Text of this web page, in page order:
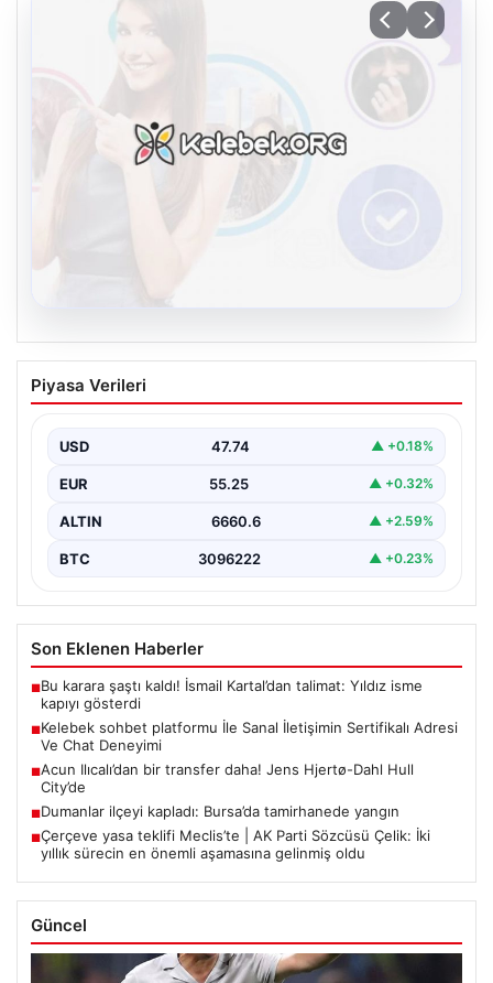
Kelebek sohbet platformu İle Sanal
İletişimin Sertifikalı Adresi Ve Chat
İnternet çağında bireylerin güvenli bir şekilde bağlantı
birçok…
Piyasa Verileri
USD 47.74 ▲ +0.18%
EUR 55.25 ▲ +0.32%
ALTIN 6660.6 ▲ +2.59%
BTC 3096222 ▲ +0.23%
Son Eklenen Haberler
■Bu karara şaştı kaldı! İsmail Kartal’dan talimat: Yıldız isme
kapıyı gösterdi
■Kelebek sohbet platformu İle Sanal İletişimin Sertifikalı Adresi
Ve Chat Deneyimi
■Acun Ilıcalı’dan bir transfer daha! Jens Hjertø-Dahl Hull
City’de
■Dumanlar ilçeyi kapladı: Bursa’da tamirhanede yangın
■Çerçeve yasa teklifi Meclis’te | AK Parti Sözcüsü Çelik: İki
yıllık sürecin en önemli aşamasına gelinmiş oldu
Güncel